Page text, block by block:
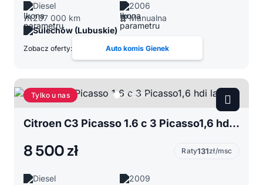
Diesel
2006
207 000 km
Manualna
Sulechów (Lubuskie)
Zobacz oferty: Auto komis Gienek
Tylko u nas
Citroen C3 Picasso 1.6 c 3 Picasso1,6 hdi ladny
8 500 zł Raty131zł/msc
Diesel
2009